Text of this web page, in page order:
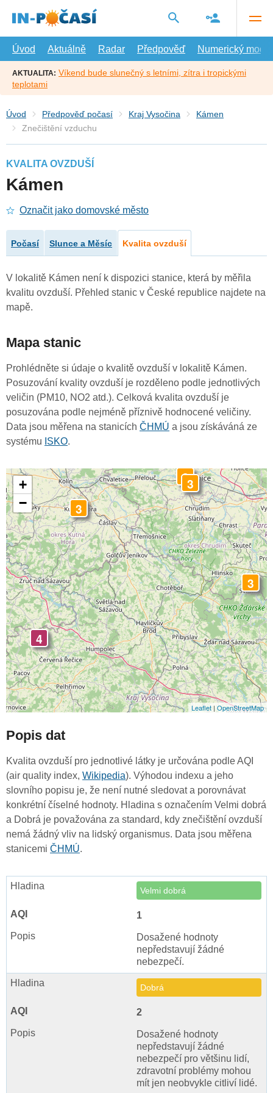
hlavní
Úvod
Aktuálně Radar Předpověď Numerický model
AKTUALITA: Víkend bude slunečný s letními, zítra i tropickými
teplotami
Úvod Předpověď počasí Kraj Vysočina
Kámen
Znečištění vzduchu
KVALITA OVZDUŠÍ
Kámen
Označit jako domovské město
Počasí Slunce a Měsíc Kvalita ovzduší
V lokalitě Kámen není k dispozici stanice, která by měřila
kvalitu ovzduší. Přehled stanic v České republice najdete na
mapě.
Mapa stanic
Prohlédněte si údaje o kvalitě ovzduší v lokalitě Kámen.
Posuzování kvality ovzduší je rozděleno podle jednotlivých
veličin (PM10, NO2 atd.). Celková kvalita ovzduší je
posuzována podle nejméně příznivě hodnocené veličiny.
Data jsou měřena na stanicích ČHMÚ a jsou získáváná ze
systému ISKO.
3
33
3
4
+
−
Leaflet | OpenStreetMap
Popis dat
Kvalita ovzduší pro jednotlivé látky je určována podle AQI
(air quality index, Wikipedia). Výhodou indexu a jeho
slovního popisu je, že není nutné sledovat a porovnávat
konkrétní číselné hodnoty. Hladina s označením Velmi dobrá
a Dobrá je považována za standard, kdy znečištění ovzduší
nemá žádný vliv na lidský organismus. Data jsou měřena
stanicemi ČHMÚ.
Velmi dobrá
1
Dosažené hodnoty
nepředstavují žádné
nebezpečí.
Dobrá
2
Dosažené hodnoty
nepředstavují žádné
nebezpečí pro většinu lidí,
zdravotní problémy mohou
mít jen neobvykle citliví lidé.